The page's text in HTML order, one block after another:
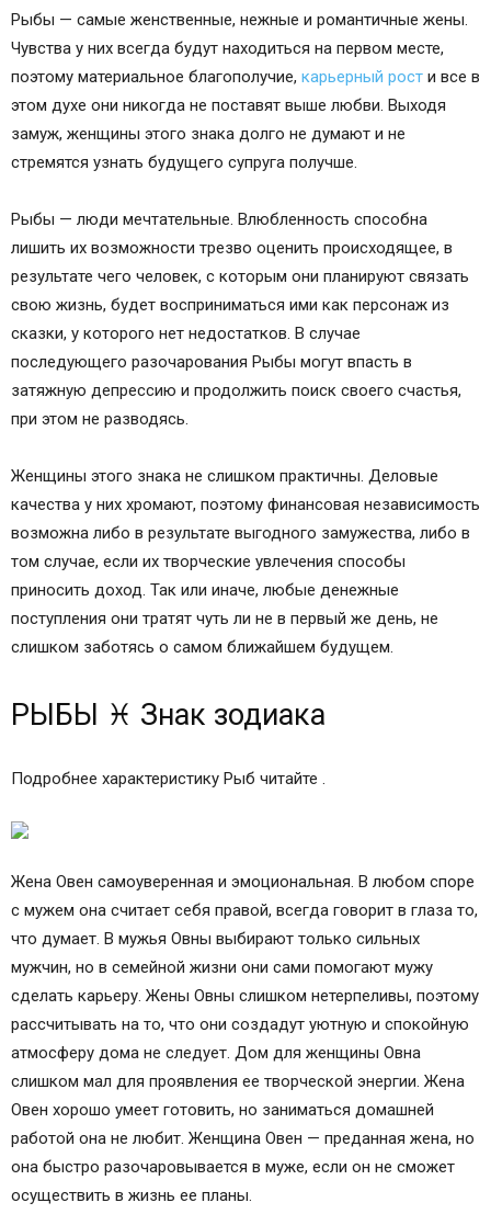
Рыбы — самые женственные, нежные и романтичные жены.
Чувства у них всегда будут находиться на первом месте,
карьерный рост
замуж, женщины этого знака долго не думают и не
результате чего человек, с которым они планируют связать
свою жизнь, будет восприниматься ими как персонаж из
сказки, у которого нет недостатков. В случае
Женщины этого знака не слишком практичны. Деловые
качества у них хромают, поэтому финансовая независимость
возможна либо в результате выгодного замужества, либо в
том случае, если их творческие увлечения способы
приносить доход. Так или иначе, любые денежные
поступления они тратят чуть ли не в первый же день, не
РЫБЫ ♓ Знак зодиака
Жена Овен самоуверенная и эмоциональная. В любом споре
с мужем она считает себя правой, всегда говорит в глаза то,
что думает. В мужья Овны выбирают только сильных
мужчин, но в семейной жизни они сами помогают мужу
сделать карьеру. Жены Овны слишком нетерпеливы, поэтому
рассчитывать на то, что они создадут уютную и спокойную
атмосферу дома не следует. Дом для женщины Овна
слишком мал для проявления ее творческой энергии. Жена
Овен хорошо умеет готовить, но заниматься домашней
работой она не любит. Женщина Овен — преданная жена, но